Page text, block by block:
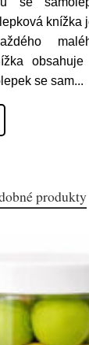
knížka
se sam...
produkty